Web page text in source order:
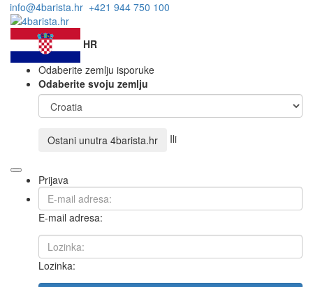
info@4barista.hr +421 944 750 100
HR
Odaberite zemlju isporuke
Odaberite svoju zemlju
Ostani unutra 4barista.hr Ili
Prijava
E-mail adresa:
Lozinka: